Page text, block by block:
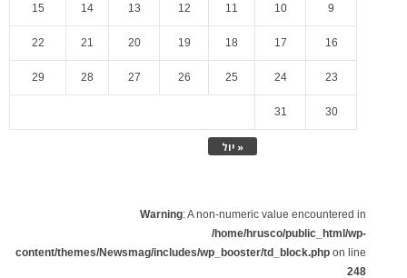
« יול
9
10
11
12
13
14
15
16
17
18
19
20
21
22
23
24
25
26
27
28
29
30
31
Warning: A non-numeric value encountered in
/home/hrusco/public_html/wp-
content/themes/Newsmag/includes/wp_booster/td_block.php on line
248